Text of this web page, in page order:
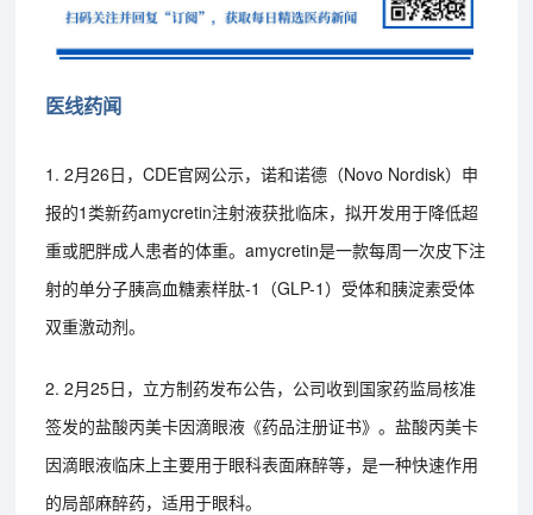
医线药闻
1. 2月26日，CDE官网公示，诺和诺德（Novo Nordisk）申
报的1类新药amycretin注射液获批临床，拟开发用于降低超
重或肥胖成人患者的体重。amycretin是一款每周一次皮下注
射的单分子胰高血糖素样肽-1（GLP-1）受体和胰淀素受体
双重激动剂。
2. 2月25日，立方制药发布公告，公司收到国家药监局核准
签发的盐酸丙美卡因滴眼液《药品注册证书》。盐酸丙美卡
因滴眼液临床上主要用于眼科表面麻醉等，是一种快速作用
的局部麻醉药，适用于眼科。